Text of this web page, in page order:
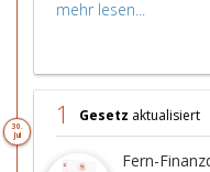
mehr lesen...
30.
Jul
1 Gesetz aktualisiert
Fern-